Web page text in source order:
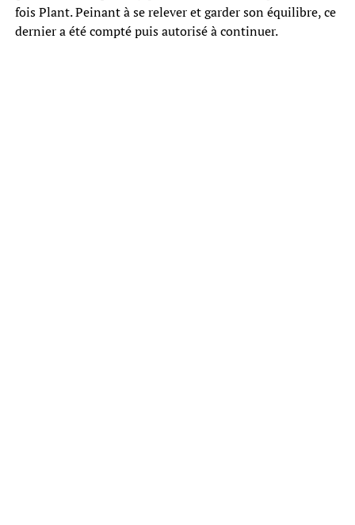
fois Plant. Peinant à se relever et garder son équilibre, ce
dernier a été compté puis autorisé à continuer.